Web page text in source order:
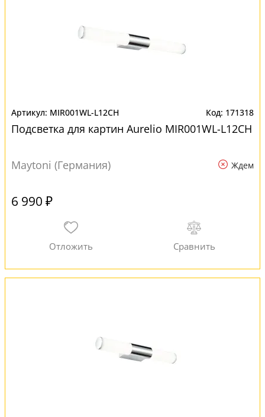
MIR001WL-L12CH 171318
Подсветка для картин Aurelio MIR001WL-L12CH
Maytoni (Германия) Ждем
6 990 ₽